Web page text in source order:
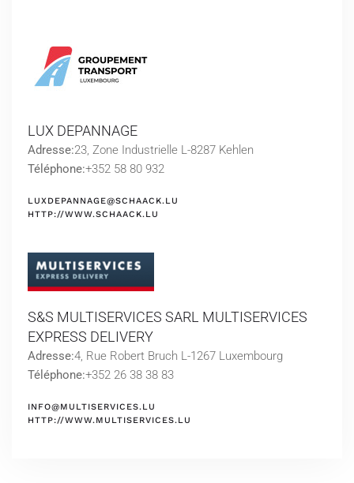
LUX DEPANNAGE
Adresse:23, Zone Industrielle L-8287 Kehlen
Téléphone:+352 58 80 932
LUXDEPANNAGE@SCHAACK.LU
HTTP://WWW.SCHAACK.LU
S&S MULTISERVICES SARL MULTISERVICES
EXPRESS DELIVERY
Adresse:4, Rue Robert Bruch L-1267 Luxembourg
Téléphone:+352 26 38 38 83
INFO@MULTISERVICES.LU
HTTP://WWW.MULTISERVICES.LU